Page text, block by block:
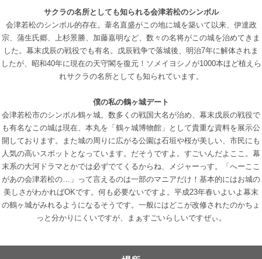
サクラの名所としても知られる会津若松のシンボル
会津若松のシンボル的存在。葦名直盛がこの地に城を築いて以来、伊達政
宗、蒲生氏郷、上杉景勝、加藤嘉明など、数々の名将がこの城を治めてきま
した。幕末戊辰の戦役でも有名。戊辰戦争で落城後、明治7年に解体されま
したが、昭和40年に現在の天守閣を復元！ソメイヨシノが1000本ほど植えら
れサクラの名所としても知られています。
僕の私の鶴ヶ城デート
会津若松市のシンボル鶴ヶ城。数多くの戦国大名が治め、幕末戊辰の戦役で
も有名なこの城は現在、本丸を「鶴ヶ城博物館」として貴重な資料を展示公
開しております。また城の周りに広がる公園は石垣や桜が美しい、市民にも
人気の高いスポットとなっています。だそうですよ。すごいんだよここ。幕
末系の大河ドラマとかでは必ずでてくるからね、メジャーっす。「へーここ
があの会津若松の…」って言えるのは一部のマニアだけ！基本的にはお城の
美しさがわかればOKです。何も必要ないですよ。平成23年春いよいよ幕末
の鶴ヶ城がみれるようになるそうです。一般にはどこが改修されたのかちょ
っと分かりにくいですが、まぁすごいらしいですぜぃ。